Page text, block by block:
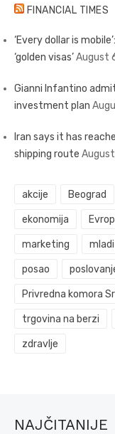
FINANCIAL TIMES
‘Every dollar is
‘golden visas’August
Gianni Infantino
investment plan
Iran says it has
shipping route
akcije Beograd
ekonomija
marketing mladi
posao
Privredna komora
trgovina na berzi
zdravlje
NAJČITANIJE